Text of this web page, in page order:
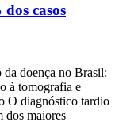
casos
doença no Brasil;
à tomografia e
O diagnóstico tardio
dos maiores